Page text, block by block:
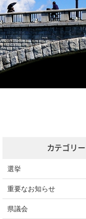
カテゴリー
選挙
重要なお知らせ
県議会